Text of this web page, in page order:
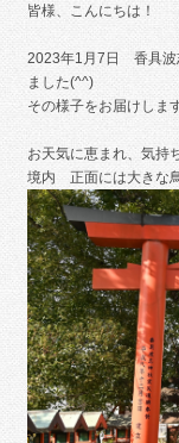
皆様、こんにちは！
2023年1月7日 香具波
ました(^^)
その様子をお届けしま
お天気に恵まれ、気持
境内 正面には大きな